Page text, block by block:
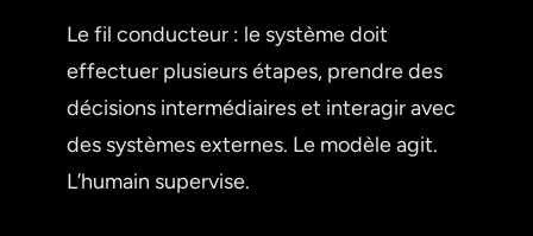
Le fil conducteur : le système doit
effectuer plusieurs étapes, prendre des
décisions intermédiaires et interagir avec
des systèmes externes. Le modèle agit.
L’humain supervise.